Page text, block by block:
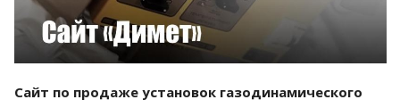
Сайт по продаже установок газодинамического